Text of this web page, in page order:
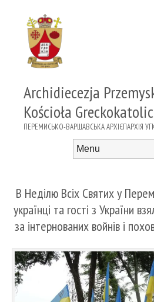
Archidiecezja
Kościoła
ПЕРЕМИСЬКО-ВАРШАВСЬКА АРХІЄПАРХІЯ
В Неділю Всіх Святих у
українці та гості з України
за інтернованих войнів і